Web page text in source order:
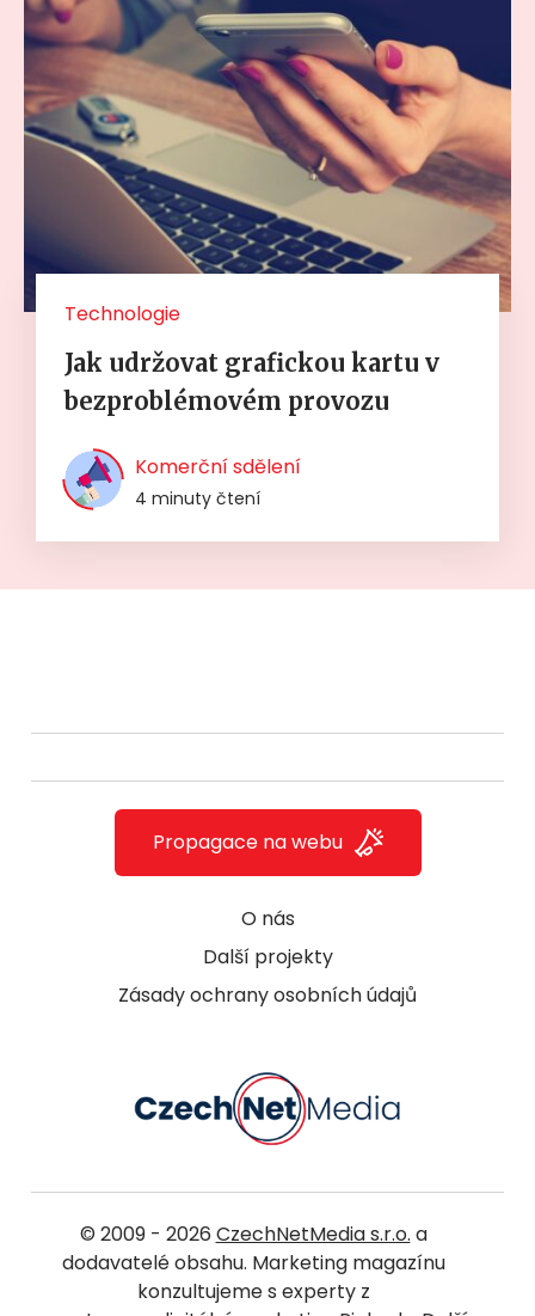
Technologie
Jak udržovat grafickou kartu v
bezproblémovém provozu
Komerční sdělení
4 minuty čtení
O nás
Další projekty
Zásady ochrany osobních údajů
Propagace na webu
© 2009 - 2026 CzechNetMedia s.r.o. a
dodavatelé obsahu. Marketing magazínu
konzultujeme s experty z